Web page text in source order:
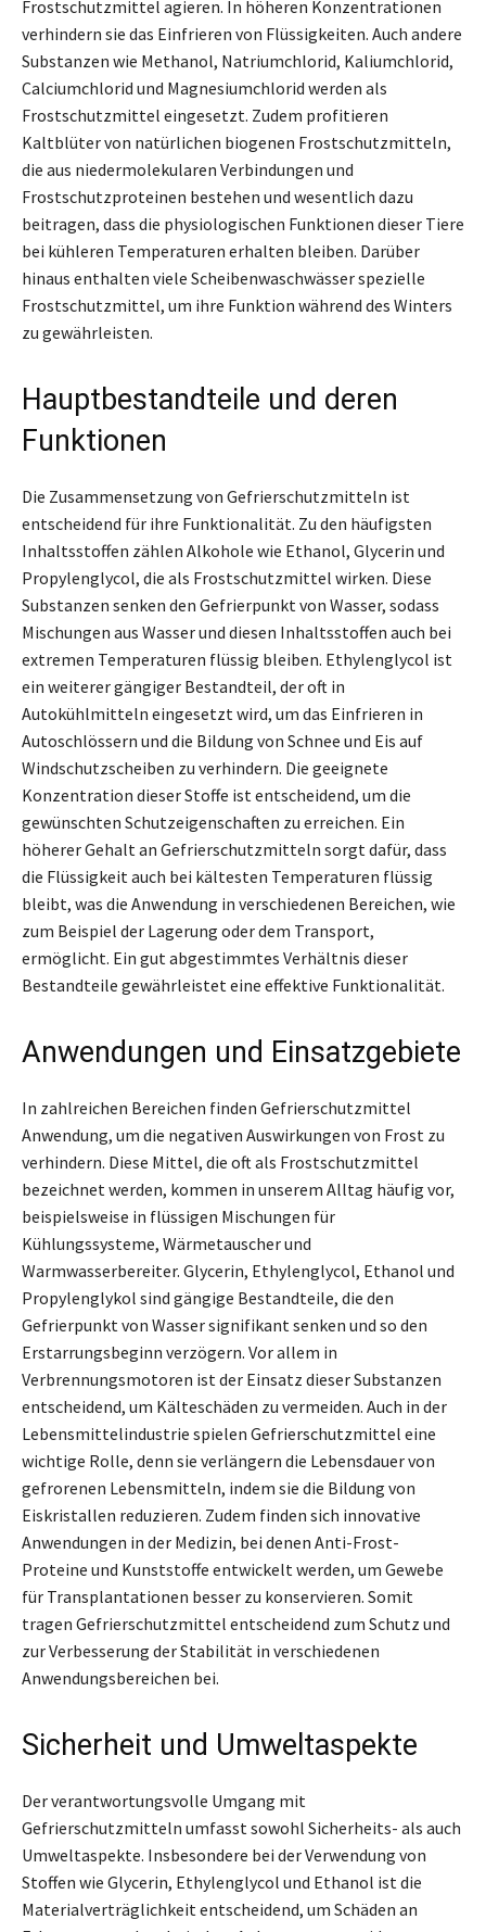
Frostschutzmittel agieren. In höheren Konzentrationen
verhindern sie das Einfrieren von Flüssigkeiten. Auch andere
Substanzen wie Methanol, Natriumchlorid, Kaliumchlorid,
Calciumchlorid und Magnesiumchlorid werden als
Frostschutzmittel eingesetzt. Zudem profitieren
Kaltblüter von natürlichen biogenen Frostschutzmitteln,
die aus niedermolekularen Verbindungen und
Frostschutzproteinen bestehen und wesentlich dazu
beitragen, dass die physiologischen Funktionen dieser Tiere
bei kühleren Temperaturen erhalten bleiben. Darüber
hinaus enthalten viele Scheibenwaschwässer spezielle
Frostschutzmittel, um ihre Funktion während des Winters
zu gewährleisten.
Hauptbestandteile und deren
Funktionen
Die Zusammensetzung von Gefrierschutzmitteln ist
entscheidend für ihre Funktionalität. Zu den häufigsten
Inhaltsstoffen zählen Alkohole wie Ethanol, Glycerin und
Propylenglycol, die als Frostschutzmittel wirken. Diese
Substanzen senken den Gefrierpunkt von Wasser, sodass
Mischungen aus Wasser und diesen Inhaltsstoffen auch bei
extremen Temperaturen flüssig bleiben. Ethylenglycol ist
ein weiterer gängiger Bestandteil, der oft in
Autokühlmitteln eingesetzt wird, um das Einfrieren in
Autoschlössern und die Bildung von Schnee und Eis auf
Windschutzscheiben zu verhindern. Die geeignete
Konzentration dieser Stoffe ist entscheidend, um die
gewünschten Schutzeigenschaften zu erreichen. Ein
höherer Gehalt an Gefrierschutzmitteln sorgt dafür, dass
die Flüssigkeit auch bei kältesten Temperaturen flüssig
bleibt, was die Anwendung in verschiedenen Bereichen, wie
zum Beispiel der Lagerung oder dem Transport,
ermöglicht. Ein gut abgestimmtes Verhältnis dieser
Bestandteile gewährleistet eine effektive Funktionalität.
Anwendungen und Einsatzgebiete
In zahlreichen Bereichen finden Gefrierschutzmittel
Anwendung, um die negativen Auswirkungen von Frost zu
verhindern. Diese Mittel, die oft als Frostschutzmittel
bezeichnet werden, kommen in unserem Alltag häufig vor,
beispielsweise in flüssigen Mischungen für
Kühlungssysteme, Wärmetauscher und
Warmwasserbereiter. Glycerin, Ethylenglycol, Ethanol und
Propylenglykol sind gängige Bestandteile, die den
Gefrierpunkt von Wasser signifikant senken und so den
Erstarrungsbeginn verzögern. Vor allem in
Verbrennungsmotoren ist der Einsatz dieser Substanzen
entscheidend, um Kälteschäden zu vermeiden. Auch in der
Lebensmittelindustrie spielen Gefrierschutzmittel eine
wichtige Rolle, denn sie verlängern die Lebensdauer von
gefrorenen Lebensmitteln, indem sie die Bildung von
Eiskristallen reduzieren. Zudem finden sich innovative
Anwendungen in der Medizin, bei denen Anti-Frost-
Proteine und Kunststoffe entwickelt werden, um Gewebe
für Transplantationen besser zu konservieren. Somit
tragen Gefrierschutzmittel entscheidend zum Schutz und
zur Verbesserung der Stabilität in verschiedenen
Anwendungsbereichen bei.
Sicherheit und Umweltaspekte
Der verantwortungsvolle Umgang mit
Gefrierschutzmitteln umfasst sowohl Sicherheits- als auch
Umweltaspekte. Insbesondere bei der Verwendung von
Stoffen wie Glycerin, Ethylenglycol und Ethanol ist die
Materialverträglichkeit entscheidend, um Schäden an